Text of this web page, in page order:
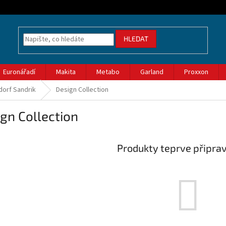
HLEDAT
Euronářadí Makita Metabo Garland Proxxon
Sandrik Design Collection
Collection
Produkty teprve